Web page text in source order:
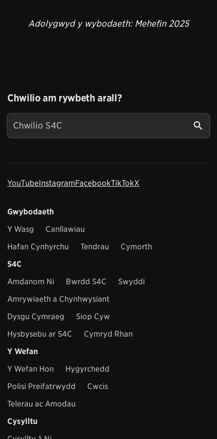
Adolygwyd y wybodaeth: Mehefin 2025
Chwilio am rywbeth arall?
YouTubeInstagramFacebookTikTokX
Gwybodaeth
Y Wasg
Canllawiau
Hafan Cynhyrchu
Tendrau
Cymorth
S4C
Amdanom Ni
Bwrdd S4C
Swyddi
Amrywiaeth a Chynhwysiant
Dysgu Cymraeg
Siop Cyw
Hysbysebu ar S4C
Cymryd Rhan
Y Wefan
Y Wefan Hon
Hygyrchedd
Polisi Preifatrwydd
Cwcis
Telerau ac Amodau
Cysylltu